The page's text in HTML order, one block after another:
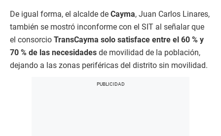
De igual forma, el alcalde de Cayma, Juan Carlos Linares,
también se mostró inconforme con el SIT al señalar que
el consorcio TransCayma solo satisface entre el 60 % y
70 % de las necesidades de movilidad de la población,
dejando a las zonas periféricas del distrito sin movilidad.